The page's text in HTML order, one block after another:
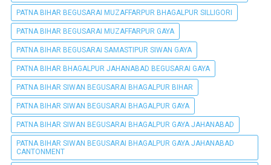
PATNA BIHAR BEGUSARAI MUZAFFARPUR BHAGALPUR SILLIGORI
PATNA BIHAR BEGUSARAI MUZAFFARPUR GAYA
PATNA BIHAR BEGUSARAI SAMASTIPUR SIWAN GAYA
PATNA BIHAR BHAGALPUR JAHANABAD BEGUSARAI GAYA
PATNA BIHAR SIWAN BEGUSARAI BHAGALPUR BIHAR
PATNA BIHAR SIWAN BEGUSARAI BHAGALPUR GAYA
PATNA BIHAR SIWAN BEGUSARAI BHAGALPUR GAYA JAHANABAD
PATNA BIHAR SIWAN BEGUSARAI BHAGALPUR GAYA JAHANABAD
CANTONMENT